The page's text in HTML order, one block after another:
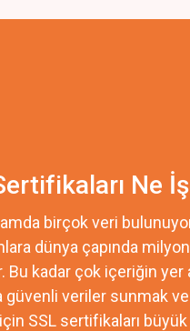
Ne
birçok veri
dünya çapında
Bu kadar çok içeriğin yer
güvenli veriler sunmak
SSL sertifikaları büyük